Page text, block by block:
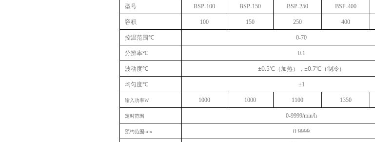
型号 BSP-100 BSP-150 BSP-250 BSP-400
容积 100 150 250 400
控温范围℃ 0-70
分辨率℃ 0.1
波动度℃ ±0.5℃（加热），±0.7℃（制冷）
均匀度℃ ±1
输入功率W 1000 1000 1100 1350
定时范围 0-9999/min/h
预约范围min 0-9999